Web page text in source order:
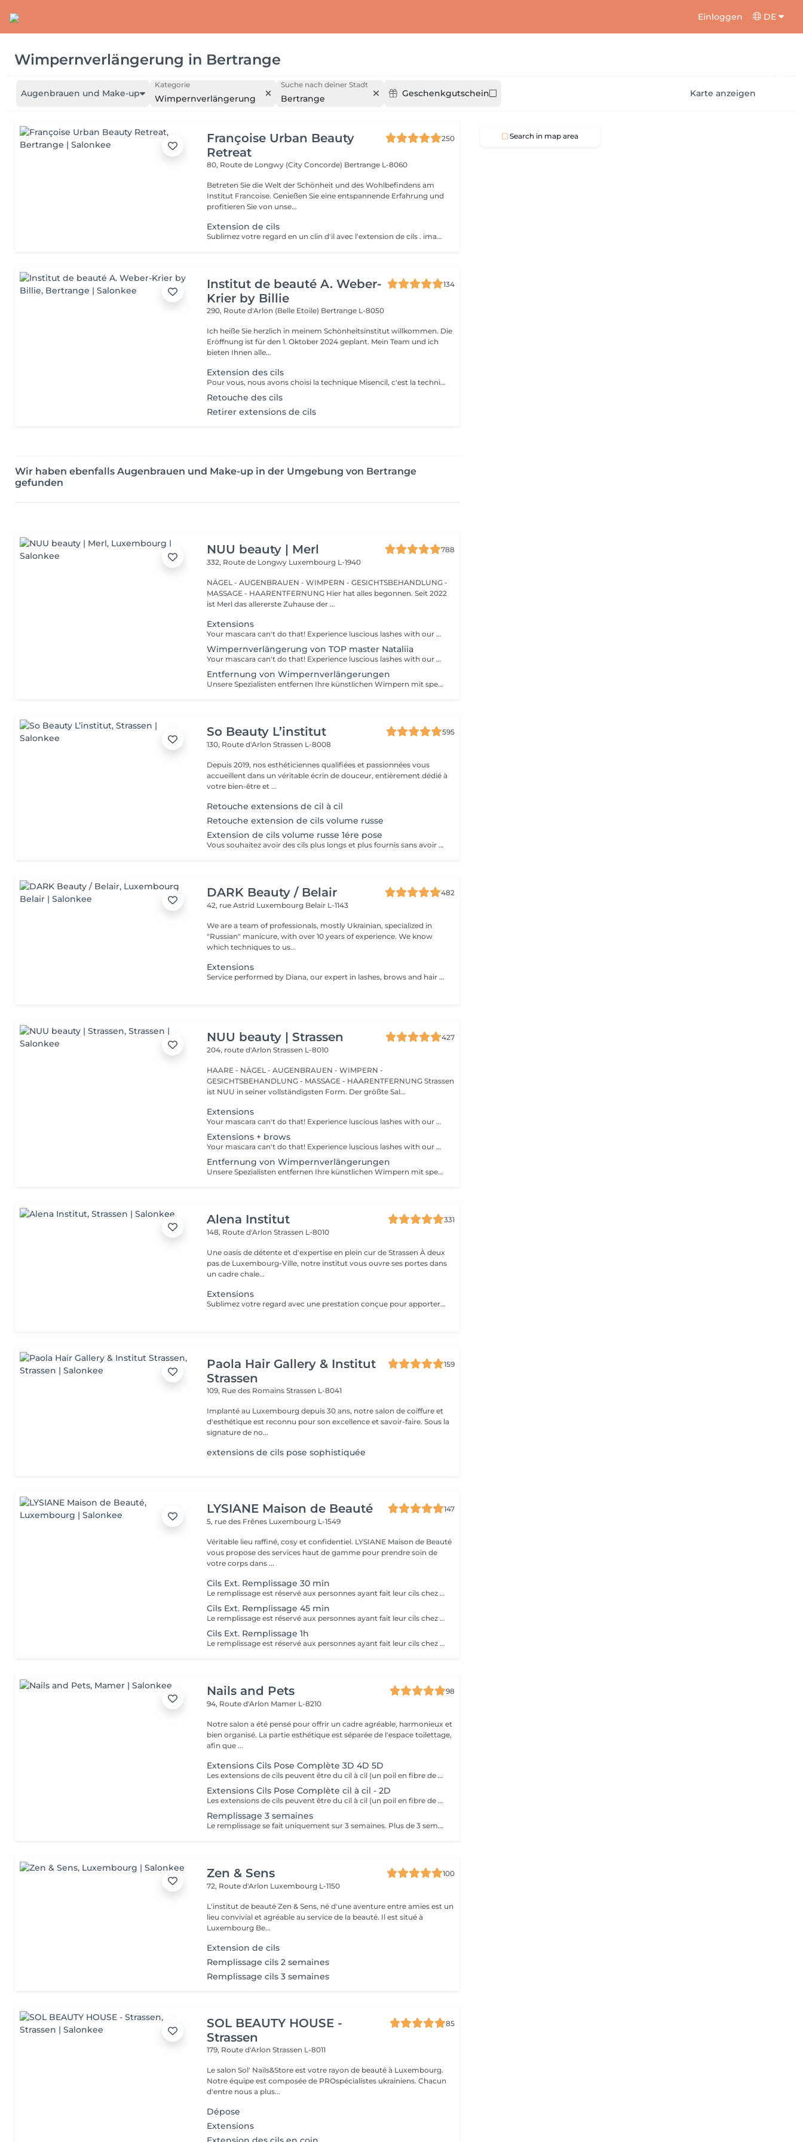
Einloggen DE
Wimpernverlängerung in Bertrange
Augenbrauen und Make-up
Kategorie
Wimpernverlängerung
Suche nach deiner Stadt
Bertrange Geschenkgutschein Karte anzeigen
Françoise Urban Beauty
Retreat
250
80, Route de Longwy (City Concorde) Bertrange L-8060
Betreten Sie die Welt der Schönheit und des Wohlbefindens am
Institut Francoise. Genießen Sie eine entspannende Erfahrung und
profitieren Sie von unse...
Extension de cils
Sublimez votre regard en un clin d'il avec l'extension de cils . imaginez vous réveiller chaque matin avec un regard intense profond et ultra féminin sans avoir besoin de vous maquiller . Vos yeux deviendrons votre atout de séduction .
Institut de beauté A. Weber-
Krier by Billie
134
290, Route d'Arlon (Belle Etoile) Bertrange L-8050
Ich heiße Sie herzlich in meinem Schönheitsinstitut willkommen. Die
Eröffnung ist für den 1. Oktober 2024 geplant. Mein Team und ich
bieten Ihnen alle...
Extension des cils
Pour vous, nous avons choisi la technique Misencil, c'est la technique avec des valeurs sûres pour sublimer votre regard. Ensemble avec vous, nos techniciennes formes cette technique vont décider quelle pose vous faire. Que ce soit une pose de découverte, avec quelques cils posés sur les cils extérieurs ou une pose complète de star, avec laquelle vous serez éblouissante ! Ou encore une pose de volume russe pour les plus audacieuses ! Parce que vos yeux, c'est précieux ! Les avantages de Misencil: La protection maximale des yeux: La technique Misencils exige l'application de patchs en-dessous et au-dessus de l'oeil pour votre confort. Le respect du cil naturel : une analyse indispensable afin de choisir les bons cils. Des extensions synthétiques, hypoallergéniques qui ne comportent aucun additif chimique, ni matière animale. Les cils Misencil sont souples et confortables. L'application cil à cil répond aux exigeances de toutes femmes ainsi qu'à leur sécurité.
Retouche des cils
Retirer extensions de cils
Wir haben ebenfalls Augenbrauen und Make-up in der Umgebung von Bertrange
gefunden
NUU beauty | Merl
788
332, Route de Longwy Luxembourg L-1940
NÄGEL - AUGENBRAUEN - WIMPERN - GESICHTSBEHANDLUNG -
MASSAGE - HAARENTFERNUNG Hier hat alles begonnen. Seit 2022
ist Merl das allererste Zuhause der ...
Extensions
Your mascara can't do that! Experience luscious lashes with our professional lash extensions. Each artificial lash is expertly applied to your natural lashes, creating a fuller, longer, and darker look. Volume options: choose from 1D to 5D for the perfect fullness. Personalised choices: discuss your preferences for curves and colours with our expert. What to expect: - eye area is cleaned - tape and patches protect the skin - extensions are applied to your natural lashes - lashes are dried for a secure hold - tape and patches are removed Post-care: avoid wetting lashes for 24 hours. Frequency: schedule every 3-4 weeks.
Wimpernverlängerung von TOP master Nataliia
Your mascara can't do that! Experience luscious lashes with our professional lash extensions. Each artificial lash is expertly applied to your natural lashes, creating a fuller, longer, and darker look. Volume options: choose from 1D to 5D for the perfect fullness. Personalised choices: discuss your preferences for curves and colours with our expert. Comfort focused: extensions are applied one eye at a time, with breaks as needed during the 2-hour process. What to expect: - eye area is cleaned - tape and patches protect the skin - extensions are applied to your natural lashes - lashes are dried for a secure hold - tape and patches are removed Post-care: avoid wetting lashes for 24 hours. Frequency: schedule every 3-4 weeks.
Entfernung von Wimpernverlängerungen
Unsere Spezialisten entfernen Ihre künstlichen Wimpern mit speziellen Einrichtungen. Wenn die Wimpern in unserem Schönheitssalon gemacht wurden, wird die Entfernung bei Ihrem nächsten Besuch kostenlos sein.
So Beauty L’institut
595
130, Route d'ArlonStrassen L-8008
Depuis 2019, nos esthéticiennes qualifiées et passionnées vous
accueillent dans un véritable écrin de douceur, entièrement dédié à
votre bien-être et ...
Retouche extensions de cil à cil
Retouche extension de cils volume russe
Extension de cils volume russe 1ére pose
Vous souhaitez avoir des cils plus longs et plus fournis sans avoir à vous maquiller tous les jours? Alors les extensions sont la réponse à vos envies! Le volume russe c'est la pose de petits bouquets de cils très légers et fait manuellement pour gagner en volume et en densité. Nous adaptons la pose en fonction de vos yeux et de vos souhaits. Résultat naturel ou plus sophistiqué? Tout est possible, et nos lashartist sauront vous conseiller sur ce qui est le plus adapté pour vous!
DARK Beauty / Belair
482
42, rue Astrid Luxembourg Belair L-1143
We are a team of professionals, mostly Ukrainian, specialized in
"Russian" manicure, with over 10 years of experience. We know
which techniques to us...
Extensions
Service performed by Diana, our expert in lashes, brows and hair removal, with over 10 years of experience, ensuring precision and high-quality results.
NUU beauty | Strassen
427
204, route d'ArlonStrassen L-8010
HAARE - NÄGEL - AUGENBRAUEN - WIMPERN -
GESICHTSBEHANDLUNG - MASSAGE - HAARENTFERNUNG Strassen
ist NUU in seiner vollständigsten Form. Der größte Sal...
Extensions
Your mascara can't do that! Experience luscious lashes with our professional lash extensions. Each artificial lash is expertly applied to your natural lashes, creating a fuller, longer, and darker look. Volume options: choose from 1D to 5D for the perfect fullness. Personalised choices: discuss your preferences for curves and colours with our expert. What to expect: - eye area is cleaned - tape and patches are applied to protect the skin - extensions are applied to your natural lashes - lashes are dried for a secure hold - tape and patches are removed Age restrictions: recommended to do from 16 years. Post procedure recommendations: do not wash eyelashes 24 hours after the procedure. Frequency: once in 3-4 weeks.
Extensions + brows
Your mascara can't do that! Experience luscious lashes with our professional lash extensions. Each artificial lash is expertly applied to your natural lashes, creating a fuller, longer, and darker look. Volume options: choose from 1D to 5D for the perfect fullness. Personalised choices: discuss your preferences for curves and colours with our expert. What to expect: - eye area is cleaned - tape and patches are applied to protect the skin - extensions are applied to your natural lashes - lashes are dried for a secure hold - tape and patches are removed Age restrictions: recommended to do from 16 years. Post procedure recommendations: do not wash eyelashes 24 hours after the procedure. Frequency: once in 3-4 weeks.
Entfernung von Wimpernverlängerungen
Unsere Spezialisten entfernen Ihre künstlichen Wimpern mit speziellen Einrichtungen. Wenn die Wimpern in unserem Schönheitssalon gemacht wurden, wird die Entfernung bei Ihrem nächsten Besuch kostenlos sein.
Alena Institut
331
148, Route d'ArlonStrassen L-8010
Une oasis de détente et d'expertise en plein cur de Strassen À deux
pas de Luxembourg-Ville, notre institut vous ouvre ses portes dans
un cadre chale...
Extensions
Sublimez votre regard avec une prestation conçue pour apporter plus d'intensité, de définition et une belle courbure à vos cils, tout en respectant leur nature. La pose complète dure environ 1h30 et offre un résultat durable, élégant et parfaitement adapté à votre regard. Pour maintenir une belle densité, un remplissage est recommandé toutes les 3 semaines ; celui-ci dure environ 1h. Une prestation soignée, confortable et idéale pour un regard toujours impeccable.
Paola Hair Gallery & Institut
Strassen
159
109, Rue des RomainsStrassen L-8041
Implanté au Luxembourg depuis 30 ans, notre salon de coiffure et
d'esthétique est reconnu pour son excellence et savoir-faire. Sous la
signature de no...
extensions de cils pose sophistiquée
LYSIANE Maison de Beauté
147
5, rue des Frênes Luxembourg L-1549
Véritable lieu raffiné, cosy et confidentiel. LYSIANE Maison de Beauté
vous propose des services haut de gamme pour prendre soin de
votre corps dans ...
Cils Ext. Remplissage 30 min
Le remplissage est réservé aux personnes ayant fait leur cils chez nous uniquement. Voir description dans la réservation d'une première pose.
Cils Ext. Remplissage 45 min
Le remplissage est réservé aux personnes ayant fait leur cils chez nous uniquement. Voir description dans la réservation d'une première pose.
Cils Ext. Remplissage 1h
Le remplissage est réservé aux personnes ayant fait leur cils chez nous uniquement. Voir description dans la réservation d'une première pose.
Nails and Pets
98
94, Route d'Arlon Mamer L-8210
Notre salon a été pensé pour offrir un cadre agréable, harmonieux et
bien organisé. La partie esthétique est séparée de l'espace toilettage,
afin que ...
Extensions Cils Pose Complète 3D 4D 5D
Les extensions de cils peuvent être du cil à cil (un poil en fibre de soie posé sur un seul poil) ou en volume (plusieurs poils sont posés sur un seul poil) Ce soin à pour but d'allonger, de donner du volume au cil naturel et embellir l'il de la personne en prenant compte de la forme de son visage. Les cils sont en fibre de soie ou en micro fibre. Il existe plusieurs prestations d'extensions: Pose complète, pose aux , pose aux coins externes et pour une retouche (3 semaines pour combler les poils qui sont tombés). La première prestation dure entre 1h30 et 2 h suivant la technique choisie. Le remplissage dure environ 1 heure. La colle utilisée pour les extensions de cils doit avoir obtenu une autorisation de mise sur le marché européens . Les extensions tombent avec le cil naturel selon le cycle naturel de repousse des cils. Une nouvelle extension peut alors être posée tout en respectant le cil naissant. Elles peuvent être posées pour le quotidien ou bien à l'occasion de mariage, de fêtes de famille ou autres.
Extensions Cils Pose Complète cil à cil - 2D
Les extensions de cils peuvent être du cil à cil (un poil en fibre de soie posé sur un seul poil) ou en volume (plusieurs poils sont posés sur un seul poil) Ce soin à pour but d'allonger, de donner du volume au cil naturel et embellir l'il de la personne en prenant compte de la forme de son visage. Les cils sont en fibre de soie ou en micro fibre. Il existe plusieurs prestations d'extensions: Pose complète, pose aux , pose aux coins externes et pour une retouche (3 semaines pour combler les poils qui sont tombés). La première prestation dure entre 1h30 et 2 h suivant la technique choisie. Le remplissage dure environ 1 heure. La colle utilisée pour les extensions de cils doit avoir obtenu une autorisation de mise sur le marché européens . Les extensions tombent avec le cil naturel selon le cycle naturel de repousse des cils. Une nouvelle extension peut alors être posée tout en respectant le cil naissant. Elles peuvent être posées pour le quotidien ou bien à l'occasion de mariage, de fêtes de famille ou autres.
Remplissage 3 semaines
Le remplissage se fait uniquement sur 3 semaines. Plus de 3 semaines, il vous sera facturé de 65 à 80 euros en fonction de la durée de travail. Après une pose naturelle, un remplissage plus fourni sera compté en supplément de 15 euros.
Zen & Sens
100
72, Route d'Arlon Luxembourg L-1150
L'institut de beauté Zen & Sens, né d'une aventure entre amies est un
lieu convivial et agréable au service de la beauté. Il est situé à
Luxembourg Be...
Extension de cils
Remplissage cils 2 semaines
Remplissage cils 3 semaines
SOL BEAUTY HOUSE -
Strassen
85
179, Route d'ArlonStrassen L-8011
Le salon Sol' Nails&Store est votre rayon de beauté à Luxembourg.
Notre équipe est composée de PROspécialistes ukrainiens. Chacun
d'entre nous a plus...
Dépose
Extensions
Search in map area